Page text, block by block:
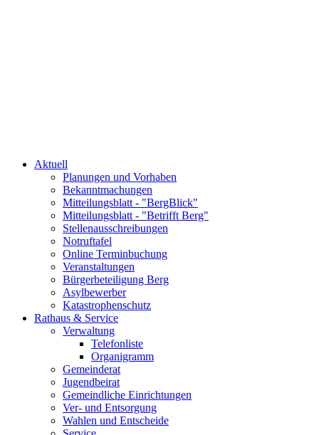
Aktuell
Planungen und Vorhaben
Bekanntmachungen
Mitteilungsblatt - "BergBlick"
Mitteilungsblatt - "Betrifft Berg"
Stellenausschreibungen
Notruftafel
Online Terminbuchung
Veranstaltungen
Bürgerbeteiligung Berg
Asylbewerber
Katastrophenschutz
Rathaus & Service
Verwaltung
Telefonliste
Organigramm
Gemeinderat
Jugendbeirat
Gemeindliche Einrichtungen
Ver- und Entsorgung
Wahlen und Entscheide